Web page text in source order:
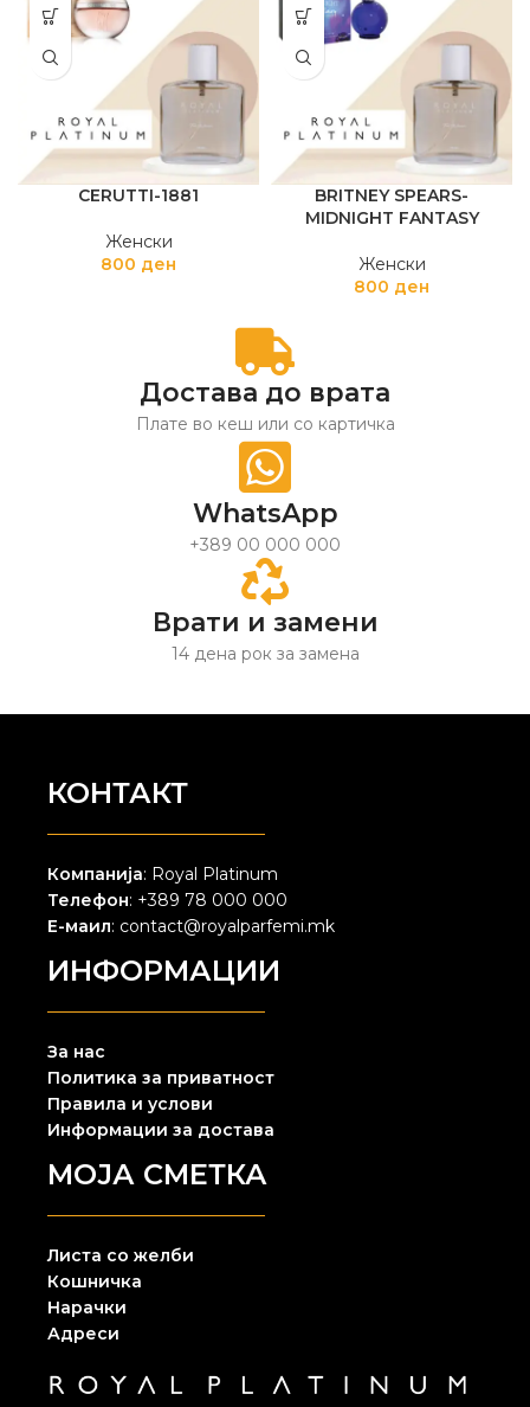
CERUTTI-1881
Женски
800 ден
BRITNEY SPEARS-
MIDNIGHT FANTASY
Женски
800 ден
Достава до врата
Плате во кеш или со картичка
WhatsApp
+389 00 000 000
Врати и замени
14 дена рок за замена
КОНТАКТ
Компанија: Royal Platinum
Телефон: +389 78 000 000
Е-маил: contact@royalparfemi.mk
ИНФОРМАЦИИ
За нас
Политика за приватност
Правила и услови
Информации за достава
МОЈА СМЕТКА
Листа со желби
Кошничка
Нарачки
Адреси